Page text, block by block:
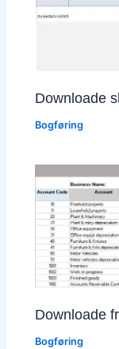
Downloade
Bogføring
Downloade
Bogføring